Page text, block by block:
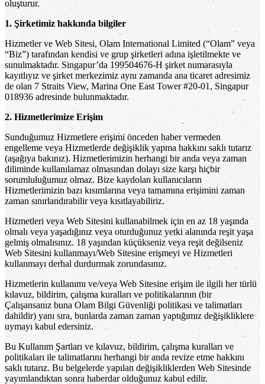
oluşturur.
1. Şirketimiz hakkında bilgiler
Hizmetler ve Web Sitesi, Olam International Limited (“Olam” veya
“Biz”) tarafından kendisi ve grup şirketleri adına işletilmekte ve
sunulmaktadır. Singapur’da 199504676-H şirket numarasıyla
kayıtlıyız ve şirket merkezimiz aynı zamanda ana ticaret adresimiz
de olan 7 Straits View, Marina One East Tower #20-01, Singapur
018936 adresinde bulunmaktadır.
2. Hizmetlerimize Erişim
Sunduğumuz Hizmetlere erişimi önceden haber vermeden
engelleme veya Hizmetlerde değişiklik yapma hakkını saklı tutarız
(aşağıya bakınız). Hizmetlerimizin herhangi bir anda veya zaman
diliminde kullanılamaz olmasından dolayı size karşı hiçbir
sorumluluğumuz olmaz. Bize kaydolan kullanıcıların
Hizmetlerimizin bazı kısımlarına veya tamamına erişimini zaman
zaman sınırlandırabilir veya kısıtlayabiliriz.
Hizmetleri veya Web Sitesini kullanabilmek için en az 18 yaşında
olmalı veya yaşadığınız veya oturduğunuz yetki alanında reşit yaşa
gelmiş olmalısınız. 18 yaşından küçükseniz veya reşit değilseniz
Web Sitesini kullanmayı/Web Sitesine erişmeyi ve Hizmetleri
kullanmayı derhal durdurmak zorundasınız.
Hizmetlerin kullanımı ve/veya Web Sitesine erişim ile ilgili her türlü
kılavuz, bildirim, çalışma kuralları ve politikalarının (bir
Çalışansanız buna Olam Bilgi Güvenliği politikası ve talimatları
dahildir) yanı sıra, bunlarda zaman zaman yaptığımız değişikliklere
uymayı kabul edersiniz.
Bu Kullanım Şartları ve kılavuz, bildirim, çalışma kuralları ve
politikaları ile talimatlarını herhangi bir anda revize etme hakkını
saklı tutarız. Bu belgelerde yapılan değişikliklerden Web Sitesinde
yayımlandıktan sonra haberdar olduğunuz kabul edilir.